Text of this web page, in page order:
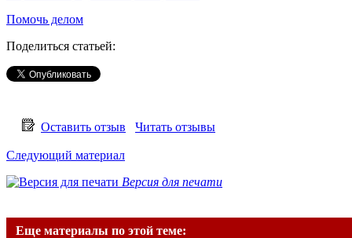
Помочь делом
Поделиться статьей:
Оставить отзыв Читать отзывы
Следующий материал
Версия для печати
Еще материалы по этой теме: